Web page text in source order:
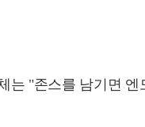
는 "존스를 남기면 엔